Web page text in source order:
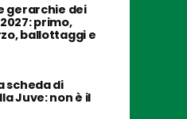
gerarchie dei
primo,
ballottaggi e
scheda di
Juve: non è il